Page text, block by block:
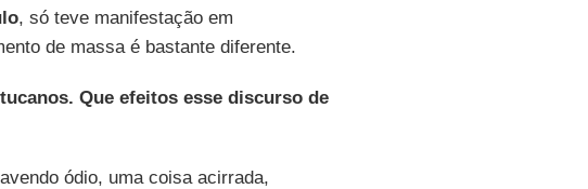
, só teve manifestação em
de massa é bastante diferente.
Que efeitos esse discurso de
ódio, uma coisa acirrada,